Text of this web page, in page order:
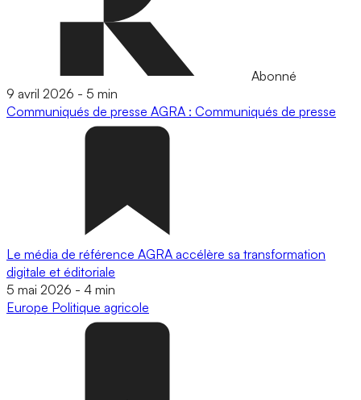
Abonné
9 avril 2026 - 5 min
Communiqués de presse AGRA : Communiqués de presse
Le média de référence AGRA accélère sa transformation
digitale et éditoriale
5 mai 2026 - 4 min
Europe Politique agricole